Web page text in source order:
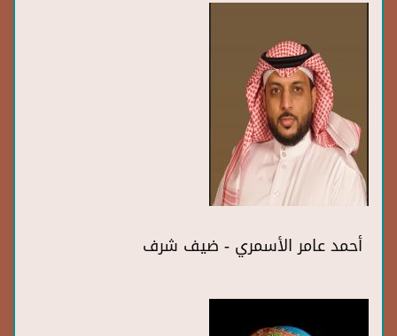
أحمد عامر الأسمري - ضيف شرف